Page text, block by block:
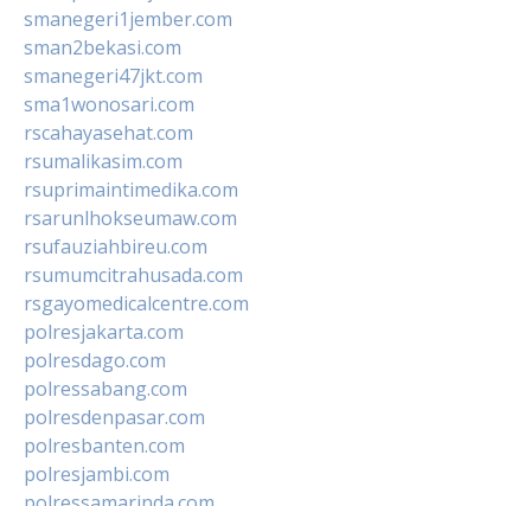
smanegeri1jember.com
sman2bekasi.com
smanegeri47jkt.com
sma1wonosari.com
rscahayasehat.com
rsumalikasim.com
rsuprimaintimedika.com
rsarunlhokseumaw.com
rsufauziahbireu.com
rsumumcitrahusada.com
rsgayomedicalcentre.com
polresjakarta.com
polresdago.com
polressabang.com
polresdenpasar.com
polresbanten.com
polresjambi.com